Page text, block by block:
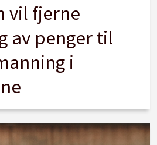
vil fjerne
av penger til
i